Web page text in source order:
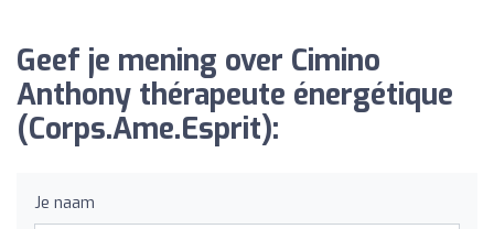
Geef je mening over Cimino
Anthony thérapeute énergétique
(Corps.Ame.Esprit):
Je naam